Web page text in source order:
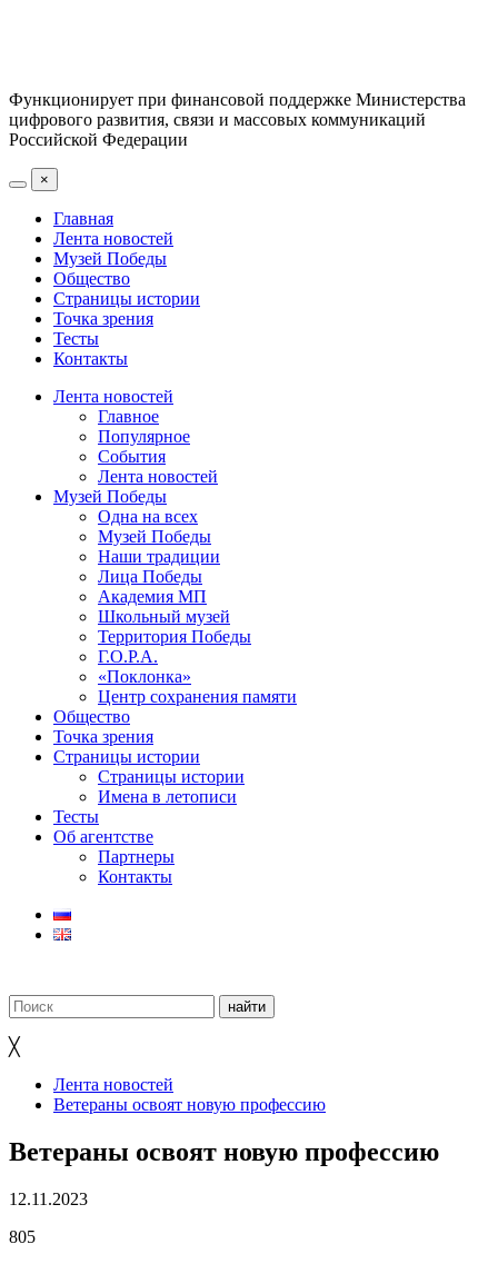
Функционирует при финансовой поддержке Министерства
цифрового развития, связи и массовых коммуникаций
Российской Федерации
×
Главная
Лента новостей
Музей Победы
Общество
Страницы истории
Точка зрения
Тесты
Контакты
Лента новостей
Главное
Популярное
События
Лента новостей
Музей Победы
Одна на всех
Музей Победы
Наши традиции
Лица Победы
Академия МП
Школьный музей
Территория Победы
Г.О.Р.А.
«Поклонка»
Центр сохранения памяти
Общество
Точка зрения
Страницы истории
Страницы истории
Имена в летописи
Тесты
Об агентстве
Партнеры
Контакты
╳
Лента новостей
Ветераны освоят новую профессию
Ветераны освоят новую профессию
12.11.2023
805